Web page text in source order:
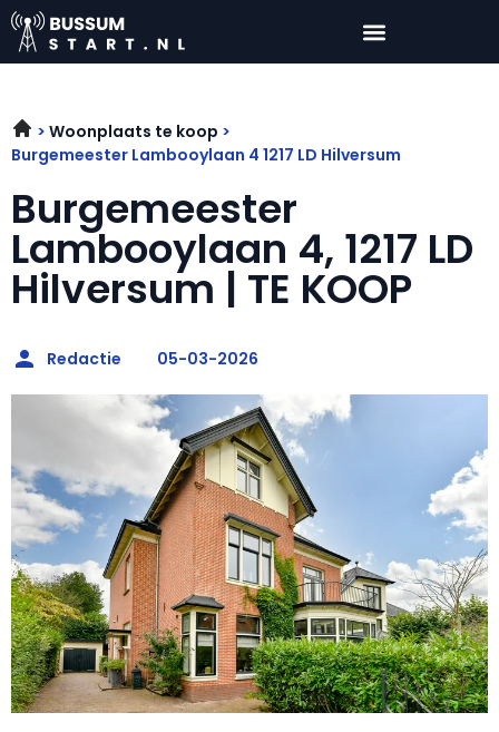
Woonplaats te koop
Burgemeester Lambooylaan 4 1217 LD Hilversum
Burgemeester
Lambooylaan 4, 1217 LD
Hilversum | TE KOOP
Redactie 05-03-2026